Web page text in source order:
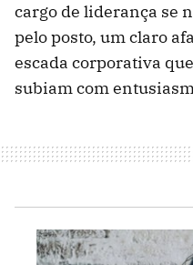
cargo de liderança se
pelo posto, um claro
escada corporativa
subiam com